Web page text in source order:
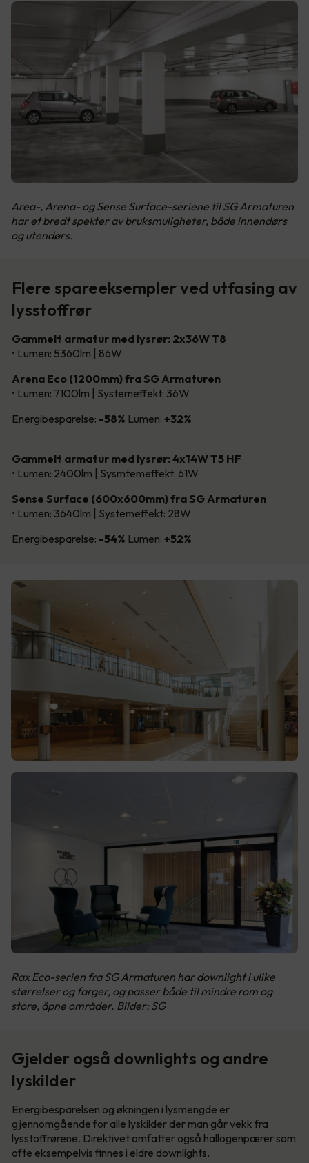
Area-, Arena- og Sense Surface-seriene til SG Armaturen
har et bredt spekter av bruksmuligheter, både innendørs
og utendørs.
Flere spareeksempler ved utfasing av
lysstoffrør
Gammelt armatur med lysrør: 2x36W T8
• Lumen: 5360lm | 86W
Arena Eco (1200mm) fra SG Armaturen
• Lumen: 7100lm | Systemeffekt: 36W
Energibesparelse: -58% Lumen: +32%
Gammelt armatur med lysrør: 4x14W T5 HF
• Lumen: 2400lm | Sysmtemeffekt: 61W
Sense Surface (600x600mm) fra SG Armaturen
• Lumen: 3640lm | Systemeffekt: 28W
Energibesparelse: -54% Lumen: +52%
Rax Eco-serien fra SG Armaturen har downlight i ulike
størrelser og farger, og passer både til mindre rom og
store, åpne områder. Bilder: SG
Gjelder også downlights og andre
lyskilder
Energibesparelsen og økningen i lysmengde er
gjennomgående for alle lyskilder der man går vekk fra
lysstoffrørene. Direktivet omfatter også hallogenpærer som
ofte eksempelvis finnes i eldre downlights.